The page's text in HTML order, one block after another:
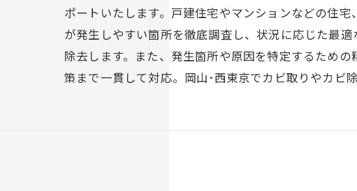
ポートいたします。戸建住宅やマンションなどの住
が発生しやすい箇所を徹底調査し、状況に応じた最
除去します。また、発生箇所や原因を特定するため
策まで一貫して対応。岡山･西東京でカビ取りやカビ